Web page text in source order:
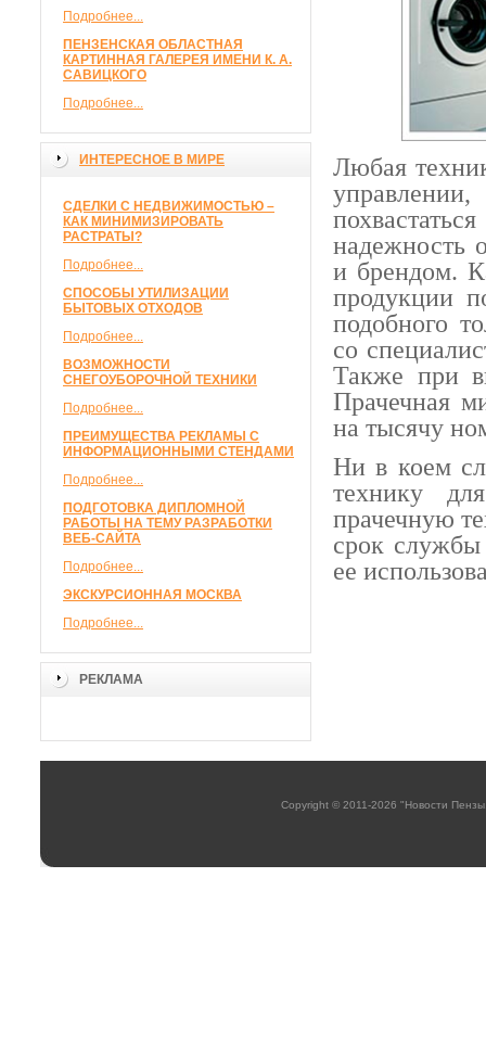
Подробнее...
ПЕНЗЕНСКАЯ ОБЛАСТНАЯ
КАРТИННАЯ ГАЛЕРЕЯ ИМЕНИ К. А.
САВИЦКОГО
Подробнее...
ИНТЕРЕСНОЕ В МИРЕ
СДЕЛКИ С НЕДВИЖИМОСТЬЮ –
КАК МИНИМИЗИРОВАТЬ
РАСТРАТЫ?
Подробнее...
СПОСОБЫ УТИЛИЗАЦИИ
БЫТОВЫХ ОТХОДОВ
Подробнее...
ВОЗМОЖНОСТИ
СНЕГОУБОРОЧНОЙ ТЕХНИКИ
Подробнее...
ПРЕИМУЩЕСТВА РЕКЛАМЫ С
ИНФОРМАЦИОННЫМИ СТЕНДАМИ
Подробнее...
ПОДГОТОВКА ДИПЛОМНОЙ
РАБОТЫ НА ТЕМУ РАЗРАБОТКИ
ВЕБ-САЙТА
Подробнее...
ЭКСКУРСИОННАЯ МОСКВА
Подробнее...
РЕКЛАМА
Любая
надежность
и брендом.
продукции
подобного
со
Также при
Прачечная
на тысячу
Ни в коем
технику
прачечную
срок службы
ее
Copyright © 2011-2026 "Новости